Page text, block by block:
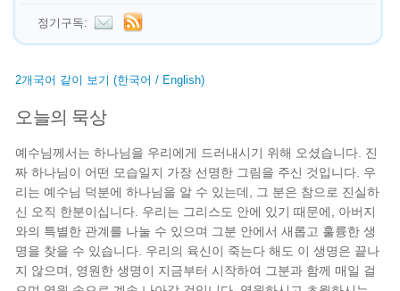
정기구독:
2개국어 같이 보기 (한국어 / English)
오늘의 묵상
예수님께서는 하나님을 우리에게 드러내시기 위해 오셨습니다. 진
짜 하나님이 어떤 모습일지 가장 선명한 그림을 주신 것입니다. 우
리는 예수님 덕분에 하나님을 알 수 있는데, 그 분은 참으로 진실하
신 오직 한분이십니다. 우리는 그리스도 안에 있기 때문에, 아버지
와의 특별한 관계를 나눌 수 있으며 그분 안에서 새롭고 훌륭한 생
명을 찾을 수 있습니다. 우리의 육신이 죽는다 해도 이 생명은 끝나
지 않으며, 영원한 생명이 지금부터 시작하여 그분과 함께 매일 걸